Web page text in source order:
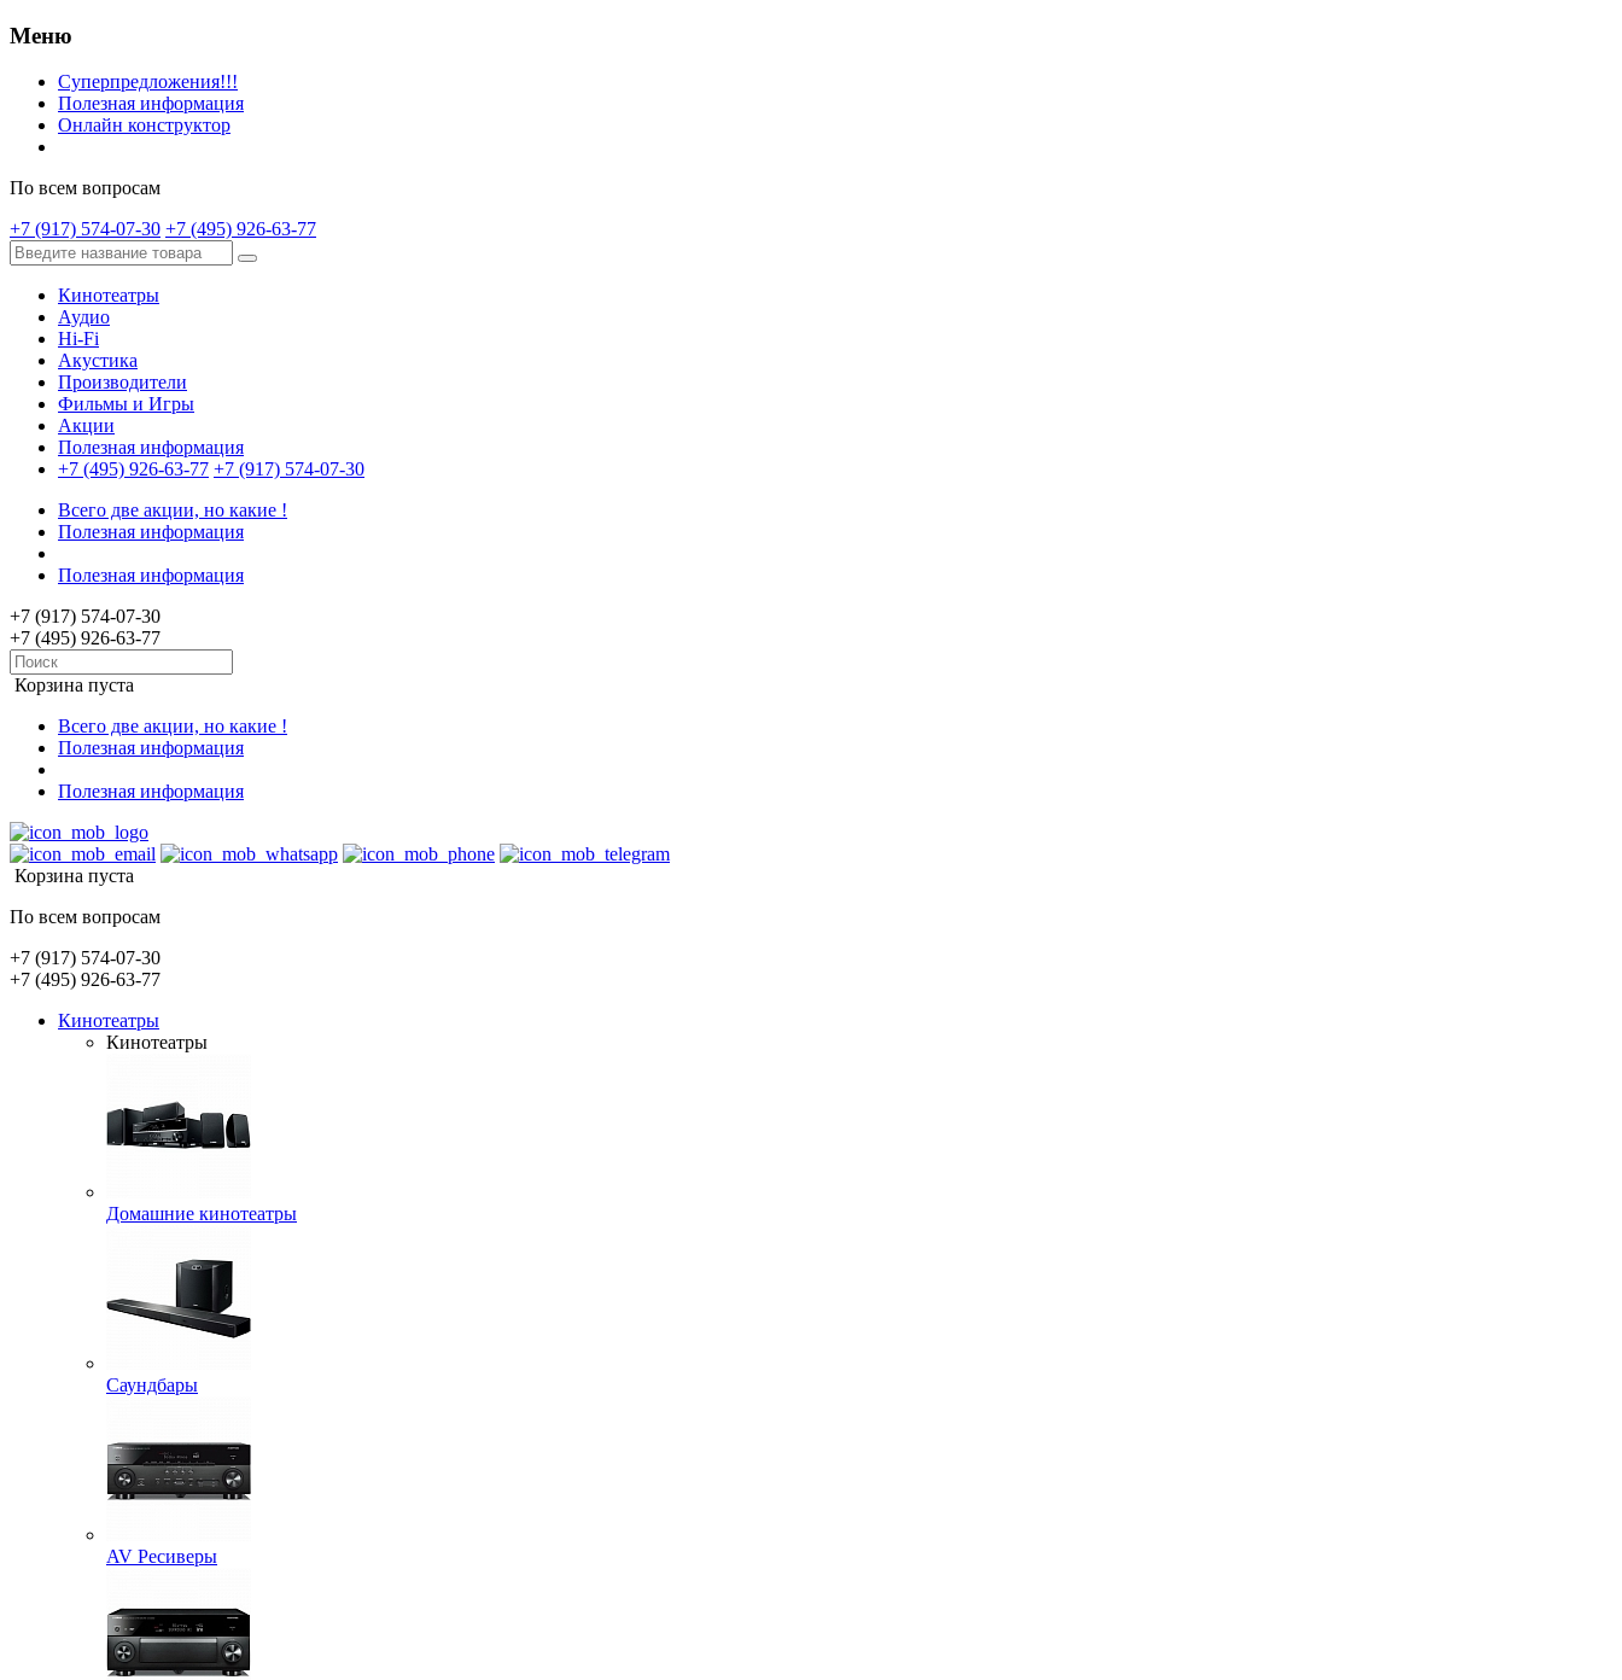
Меню
Суперпредложения!!!
Полезная информация
Онлайн конструктор
По всем вопросам
+7 (917) 574-07-30 +7 (495) 926-63-77
Кинотеатры
Аудио
Hi-Fi
Акустика
Производители
Фильмы и Игры
Акции
Полезная информация
+7 (495) 926-63-77 +7 (917) 574-07-30
Всего две акции, но какие !
Полезная информация
Полезная информация
+7 (917) 574-07-30
+7 (495) 926-63-77
Корзина пуста
Всего две акции, но какие !
Полезная информация
Полезная информация
Корзина пуста
По всем вопросам
+7 (917) 574-07-30
+7 (495) 926-63-77
Кинотеатры
Кинотеатры
Домашние кинотеатры
Саундбары
AV Ресиверы